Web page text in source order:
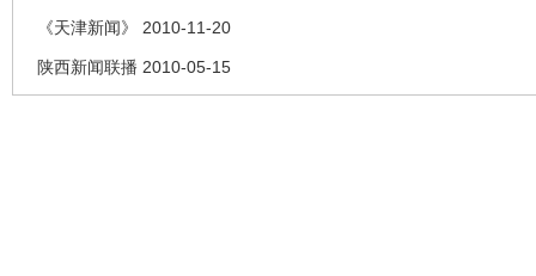
《天津新闻》 2010-11-20
陕西新闻联播 2010-05-15